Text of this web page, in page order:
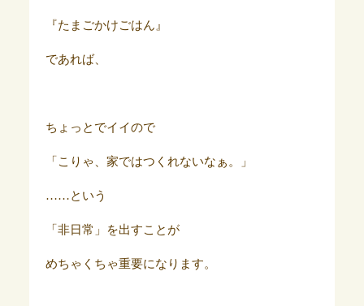
『たまごかけごはん』
であれば、
ちょっとでイイので
「こりゃ、家ではつくれないなぁ。」
……という
「非日常」を出すことが
めちゃくちゃ重要になります。